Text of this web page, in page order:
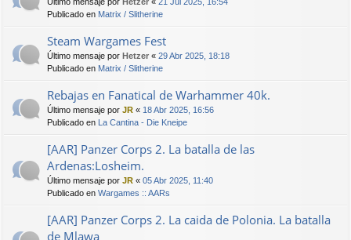
Publicado en Matrix / Slitherine
Steam Wargames Fest
Último mensaje por Hetzer « 29 Abr 2025, 18:18
Publicado en Matrix / Slitherine
Rebajas en Fanatical de Warhammer 40k.
Último mensaje por JR « 18 Abr 2025, 16:56
Publicado en La Cantina - Die Kneipe
[AAR] Panzer Corps 2. La batalla de las
Ardenas:Losheim.
Último mensaje por JR « 05 Abr 2025, 11:40
Publicado en Wargames :: AARs
[AAR] Panzer Corps 2. La caida de Polonia. La batalla
de Mlawa